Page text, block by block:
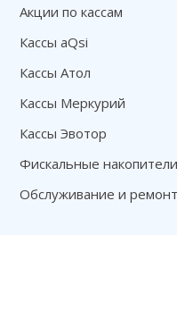
Акции по кассам
Кассы aQsi
Кассы Атол
Кассы Меркурий
Кассы Эвотор
Фискальные накопители
Обслуживание и ремонт